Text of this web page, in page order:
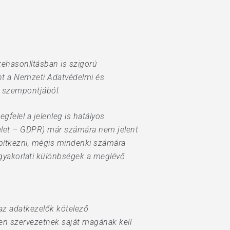
is szigorú
a Nemzeti Adatvédelmi és
a jelenleg is hatályos
– GDPR) már számára nem jelent
mégis mindenki számára
különbségek a meglévő
adatkezelők kötelező
szervezetnek saját magának kell